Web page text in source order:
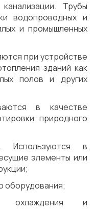
Трубы
водопроводных и
и промышленных
при устройстве
зданий как
полов и других
в качестве
природного
Используются в
элементы или
оборудования;
охлаждения и